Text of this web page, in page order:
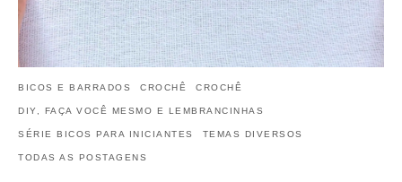
BICOS E BARRADOS CROCHÊ CROCHÊ
DIY, FAÇA VOCÊ MESMO E LEMBRANCINHAS
SÉRIE BICOS PARA INICIANTES TEMAS DIVERSOS
TODAS AS POSTAGENS